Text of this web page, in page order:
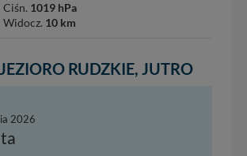
Ciśn. 1019 hPa
Widocz. 10 km
RUDZKIE, JUTRO
2026